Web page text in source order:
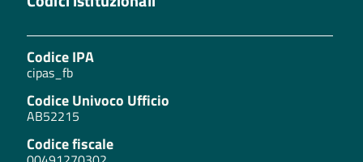
Codice IPA
cipas_fb
Codice Univoco Ufficio
AB52215
Codice fiscale